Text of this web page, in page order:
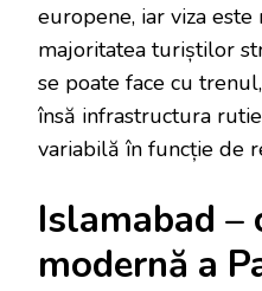
europene, iar viza
majoritatea turiștilor
se poate face cu
însă infrastructura
variabilă în funcție de
Islamabad –
modernă a